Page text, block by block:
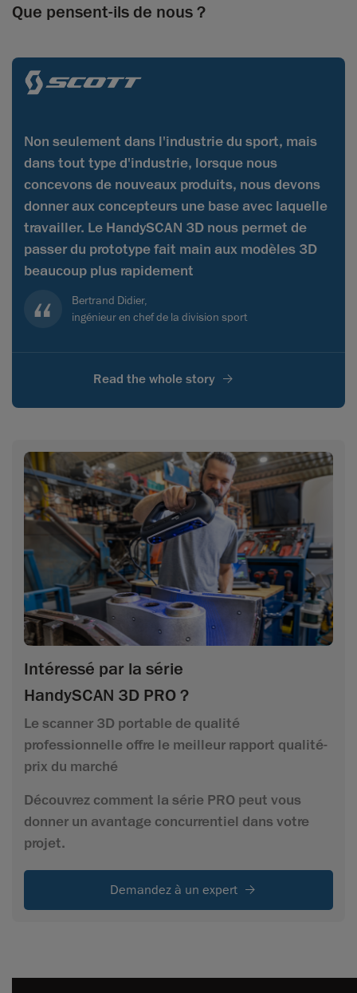
Que pensent-ils de nous ?
Non seulement dans l'industrie du sport, mais
dans tout type d'industrie, lorsque nous
concevons de nouveaux produits, nous devons
donner aux concepteurs une base avec laquelle
travailler. Le HandySCAN 3D nous permet de
passer du prototype fait main aux modèles 3D
beaucoup plus rapidement
Bertrand Didier,
ingénieur en chef de la division sport
Read the whole story
Intéressé par la série
HandySCAN 3D PRO ?
Le scanner 3D portable de qualité
professionnelle offre le meilleur rapport qualité-
prix du marché
Découvrez comment la série PRO peut vous
donner un avantage concurrentiel dans votre
projet.
Demandez à un expert